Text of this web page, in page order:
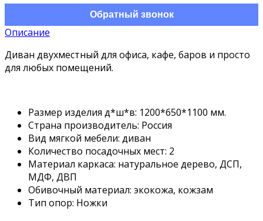
Обратный звонок
Описание
Диван двухместный для офиса, кафе, баров и просто
для любых помещений.
Размер изделия д*ш*в: 1200*650*1100 мм.
Страна производитель: Россия
Вид мягкой мебели: диван
Количество посадочных мест: 2
Материал каркаса: натуральное дерево, ДСП,
МДФ, ДВП
Обивочный материал: экокожа, кожзам
Тип опор: Ножки